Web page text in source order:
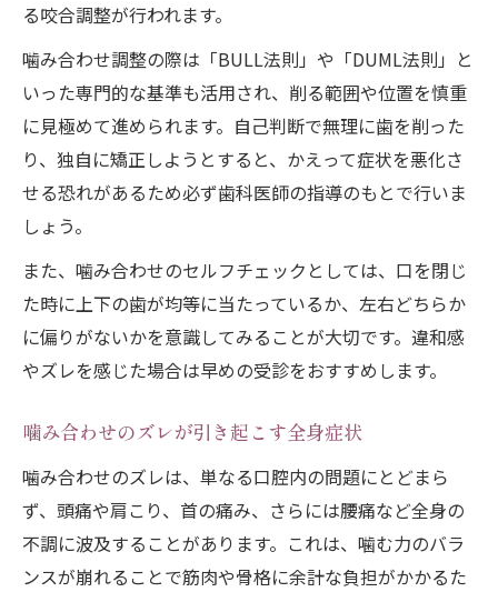
る咬合調整が行われます。
噛み合わせ調整の際は「BULL法則」や「DUML法則」と
いった専門的な基準も活用され、削る範囲や位置を慎重
に見極めて進められます。自己判断で無理に歯を削った
り、独自に矯正しようとすると、かえって症状を悪化さ
せる恐れがあるため必ず歯科医師の指導のもとで行いま
しょう。
また、噛み合わせのセルフチェックとしては、口を閉じ
た時に上下の歯が均等に当たっているか、左右どちらか
に偏りがないかを意識してみることが大切です。違和感
やズレを感じた場合は早めの受診をおすすめします。
噛み合わせのズレが引き起こす全身症状
噛み合わせのズレは、単なる口腔内の問題にとどまら
ず、頭痛や肩こり、首の痛み、さらには腰痛など全身の
不調に波及することがあります。これは、噛む力のバラ
ンスが崩れることで筋肉や骨格に余計な負担がかかるた